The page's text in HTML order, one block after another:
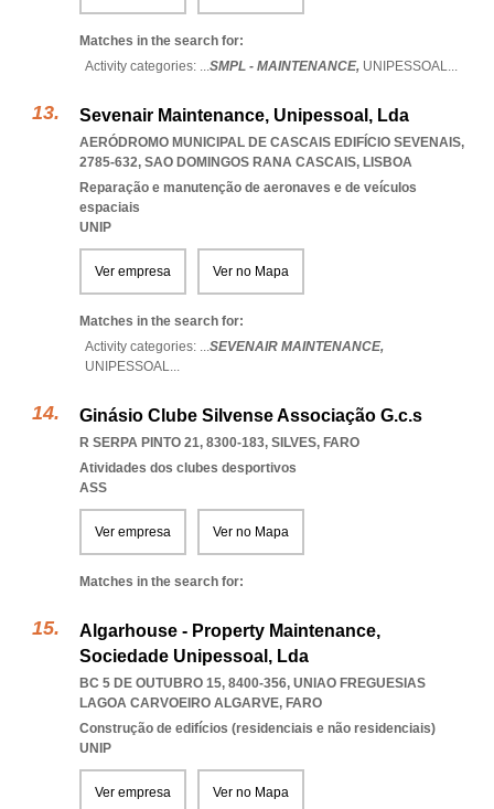
Matches in the search for:
Activity categories: ...SMPL - MAINTENANCE, UNIPESSOAL...
Sevenair Maintenance, Unipessoal, Lda
AERÓDROMO MUNICIPAL DE CASCAIS EDIFÍCIO SEVENAIS,
2785-632, SAO DOMINGOS RANA CASCAIS, LISBOA
Reparação e manutenção de aeronaves e de veículos
espaciais
UNIP
Ver empresa Ver no Mapa
Matches in the search for:
Activity categories: ...SEVENAIR MAINTENANCE,
UNIPESSOAL...
Ginásio Clube Silvense Associação G.c.s
R SERPA PINTO 21, 8300-183, SILVES, FARO
Atividades dos clubes desportivos
ASS
Ver empresa Ver no Mapa
Matches in the search for:
Algarhouse - Property Maintenance,
Sociedade Unipessoal, Lda
BC 5 DE OUTUBRO 15, 8400-356, UNIAO FREGUESIAS
LAGOA CARVOEIRO ALGARVE, FARO
Construção de edifícios (residenciais e não residenciais)
UNIP
Ver empresa Ver no Mapa